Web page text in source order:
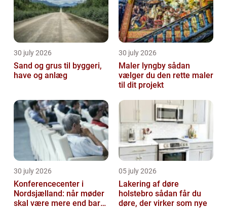
30 july 2026
Sand og grus til byggeri,
have og anlæg
30 july 2026
Maler lyngby sådan
vælger du den rette maler
til dit projekt
30 july 2026
Konferencecenter i
Nordsjælland: når møder
skal være mere end bare
05 july 2026
Lakering af døre
holstebro sådan får du
døre, der virker som nye